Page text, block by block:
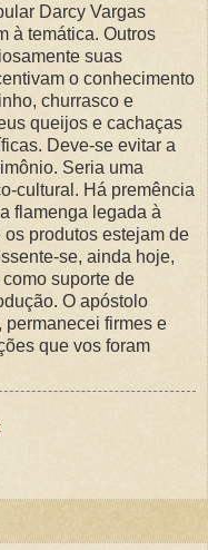
Darcy Vargas
à temática. Outros
suas
o conhecimento
churrasco e
queijos e cachaças
Deve-se evitar a
Seria uma
cultural. Há premência
flamenga legada à
produtos estejam de
se, ainda hoje,
suporte de
O apóstolo
permanecei firmes e
que vos foram